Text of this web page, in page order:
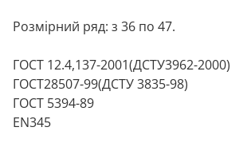
Розмірний ряд: з 36 по 47.
ГОСТ 12.4,137-2001(ДСТУ3962-2000)
ГОСТ28507-99(ДСТУ 3835-98)
ГОСТ 5394-89
ЕN345